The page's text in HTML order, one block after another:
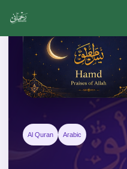
Al Quran Arabic